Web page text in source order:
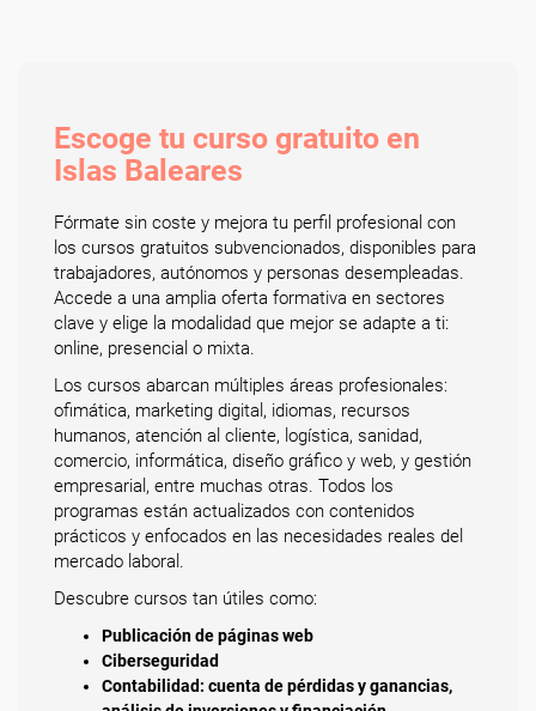
Escoge tu curso gratuito en
Islas Baleares
Fórmate sin coste y mejora tu perfil profesional con
los cursos gratuitos subvencionados, disponibles para
trabajadores, autónomos y personas desempleadas.
Accede a una amplia oferta formativa en sectores
clave y elige la modalidad que mejor se adapte a ti:
online, presencial o mixta.
Los cursos abarcan múltiples áreas profesionales:
ofimática, marketing digital, idiomas, recursos
humanos, atención al cliente, logística, sanidad,
comercio, informática, diseño gráfico y web, y gestión
empresarial, entre muchas otras. Todos los
programas están actualizados con contenidos
prácticos y enfocados en las necesidades reales del
mercado laboral.
Descubre cursos tan útiles como:
Publicación de páginas web
Ciberseguridad
Contabilidad: cuenta de pérdidas y ganancias,